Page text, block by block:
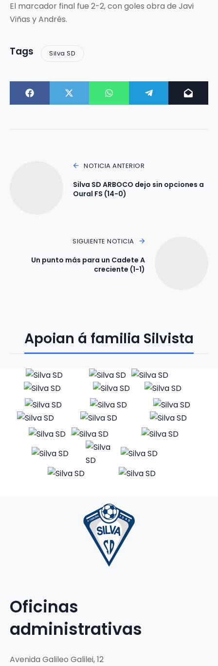
El marcador final fue 2-2, con goles obra de Javi
Viñas y Andrés.
Tags Silva SD
NOTICIA ANTERIOR
Silva SD ARBOCO dejo sin opciones a
Oural FS (14-0)
SIGUIENTE NOTICIA
Un punto más para un Cadete A
creciente (1-1)
Apoian á familia Silvista
Oficinas
administrativas
Avenida Galileo Galilei, 12